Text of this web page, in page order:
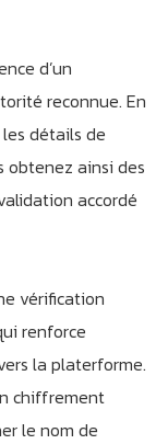
d’un
reconnue. En
détails de
obtenez ainsi des
accordé
vérification
renforce
la platerforme.
chiffrement
le nom de